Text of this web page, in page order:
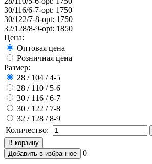
30/116/6-7-opt: 1750
30/122/7-8-opt: 1750
32/128/8-9-opt: 1850
Цена:
Оптовая цена
Розничная цена
Размер:
28 / 104 / 4-5
28 / 110 / 5-6
30 / 116 / 6-7
30 / 122 / 7-8
32 / 128 / 8-9
Количество:
0